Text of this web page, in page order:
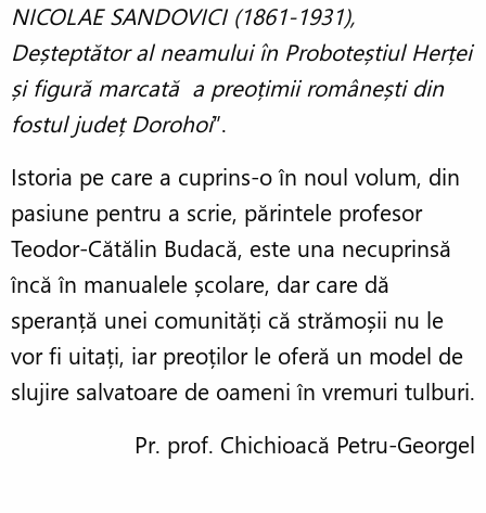
NICOLAE SANDOVICI (1861-1931),
Deșteptător al neamului în Proboteștiul Herței
și figură marcată a preoțimii românești din
fostul județ Dorohoi”.
Istoria pe care a cuprins-o în noul volum, din
pasiune pentru a scrie, părintele profesor
Teodor-Cătălin Budacă, este una necuprinsă
încă în manualele școlare, dar care dă
speranță unei comunități că strămoșii nu le
vor fi uitați, iar preoților le oferă un model de
slujire salvatoare de oameni în vremuri tulburi.
Pr. prof. Chichioacă Petru-Georgel